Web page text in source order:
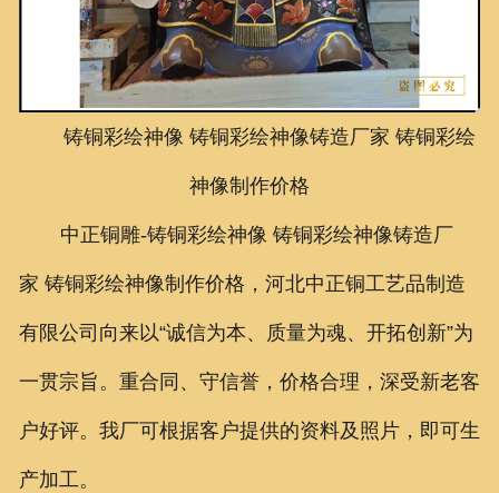
联系我们
铸铜彩绘神像铸铜彩绘神像铸造厂家铸铜彩绘
神像制作价格
中正铜雕-铸铜彩绘神像 铸铜彩绘神像铸造厂
家 铸铜彩绘神像制作价格， 河北中正铜工艺品制造
有限公司向来以“诚信为本、质量为魂、开拓创新”为
一贯宗旨。重合同、守信誉，价格合理，深受新老客
户好评。我厂可根据客户提供的资料及照片，即可生
产加工。